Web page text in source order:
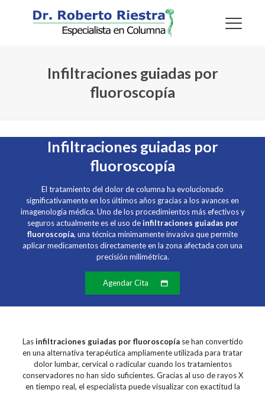
Infiltraciones guiadas por
fluoroscopía
Infiltraciones guiadas por
fluoroscopía
El tratamiento del dolor de columna ha evolucionado
significativamente en los últimos años gracias a los avances en
imagenología médica. Uno de los procedimientos más efectivos y
seguros actualmente es el uso deinfiltraciones guiadas por
fluoroscopía, una técnica mínimamente invasiva que permite
aplicar medicamentos directamente en la zona afectada con una
precisión milimétrica.
Agendar Cita
Lasinfiltraciones guiadas por fluoroscopíase han convertido
en una alternativa terapéutica ampliamente utilizada para tratar
dolor lumbar, cervical o radicular cuando los tratamientos
conservadores no han sido suficientes. Gracias al uso de rayos X
en tiempo real, el especialista puede visualizar con exactitud la